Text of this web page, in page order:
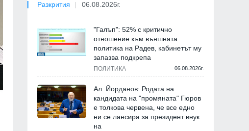
Разкрития 06.08.2026г.
"Галъп": 52% с критично
отношение към външната
политика на Радев, кабинетът му
запазва подкрепа
ПОЛИТИКА 06.08.2026г.
Ал. Йорданов: Родата на
кандидата на "промяната" Гюров
е толкова червена, че все едно
ни се лансира за президент внук
на